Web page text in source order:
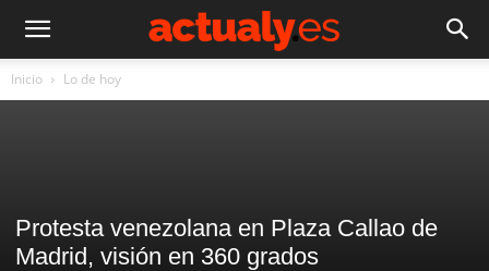
Inicio Lo de hoy
Protesta venezolana en Plaza Callao de
Madrid, visión en 360 grados